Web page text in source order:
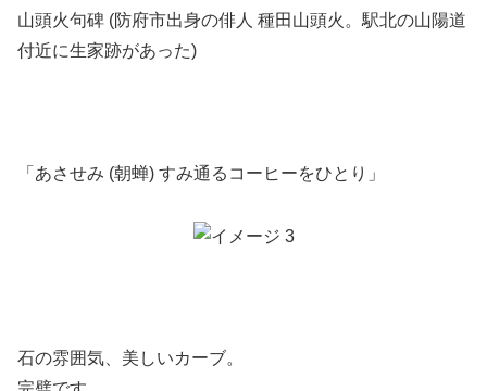
山頭火句碑 (防府市出身の俳人 種田山頭火。駅北の山陽道
付近に生家跡があった)
「あさせみ (朝蝉) すみ通るコーヒーをひとり」
石の雰囲気、美しいカーブ。